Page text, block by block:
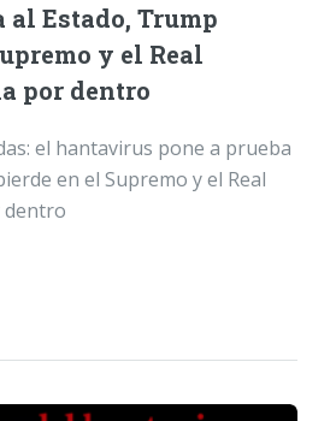
al Estado, Trump
y el Real
por dentro
el hantavirus pone a prueba
en el Supremo y el Real
dentro